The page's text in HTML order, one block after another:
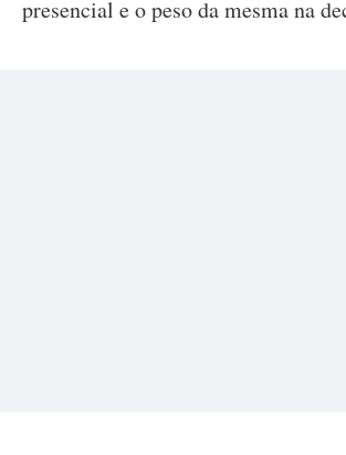
presencial e o peso da mesma na